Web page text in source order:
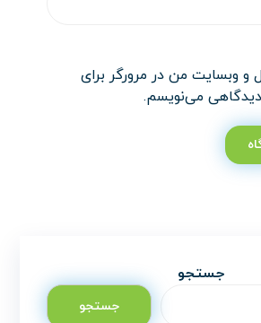
و وبسایت من در مرورگر برای
دیدگاهی می‌نویسم.
جستجو
جستجو